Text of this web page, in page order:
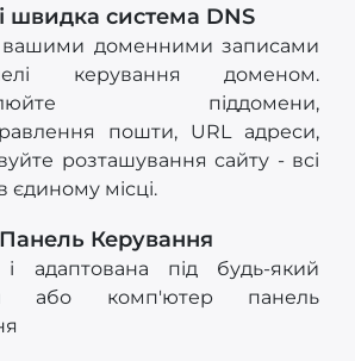
швидка система DNS
вашими доменними записами
керування доменом.
піддомени,
пошти, URL адреси,
розташування сайту - всі
єдиному місці.
Керування
адаптована під будь-який
або комп'ютер панель